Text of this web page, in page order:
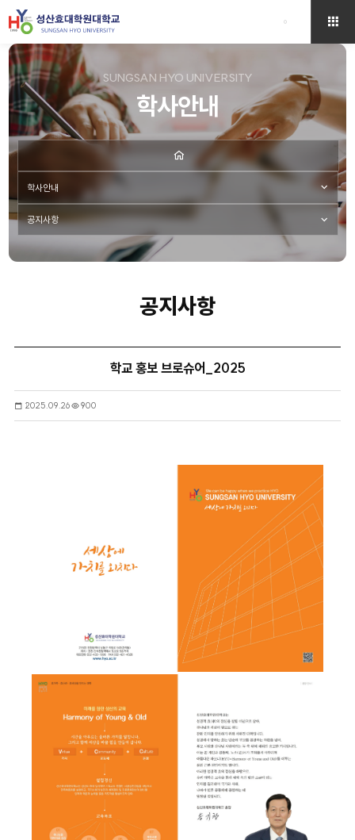
SUNGSAN HYO UNIVERSITY
학사안내
학사안내
공지사항
공지사항
학교 홍보 브로슈어_2025
2025.09.26 900